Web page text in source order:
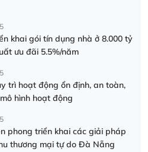
khai gói tín dụng nhà ở 8.000 tỷ
chiến sĩ” lãi suất ưu đãi 5.5%/năm
trì hoạt động ổn định, an toàn,
hình hoạt động
phong triển khai các giải pháp
thương mại tự do Đà Nẵng